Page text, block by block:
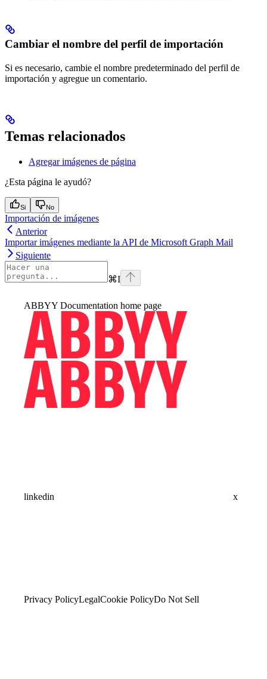
Cambiar el nombre del perfil de importación
Si es necesario, cambie el nombre predeterminado del perfil de
importación y agregue un comentario.
Temas relacionados
Agregar imágenes de página
¿Esta página le ayudó?
Si No
Importación de imágenes
Anterior
Importar imágenes mediante la API de Microsoft Graph Mail
Siguiente
⌘I
ABBYY Documentation home page
linkedin x
Privacy PolicyLegalCookie PolicyDo Not Sell